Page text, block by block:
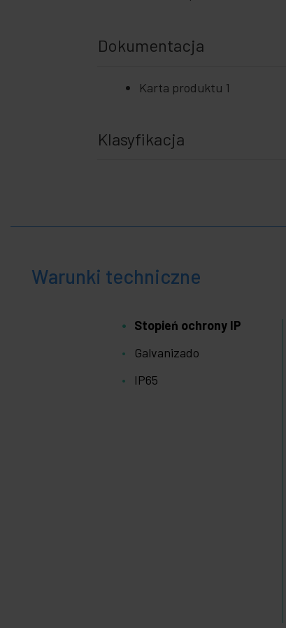
Dokumentacja
Karta produktu 1
Klasyfikacja
Warunki techniczne
Stopień ochrony IP
Galvanizado
IP65